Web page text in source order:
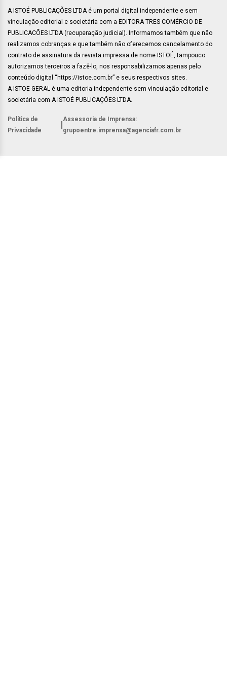
A ISTOÉ PUBLICAÇÕES LTDA é um portal digital independente e sem
vinculação editorial e societária com a EDITORA TRES COMÉRCIO DE
PUBLICACÕES LTDA (recuperação judicial). Informamos também que não
realizamos cobranças e que também não oferecemos cancelamento do
contrato de assinatura da revista impressa de nome ISTOÉ, tampouco
autorizamos terceiros a fazê-lo, nos responsabilizamos apenas pelo
conteúdo digital “https://istoe.com.br” e seus respectivos sites.
A ISTOE GERAL é uma editoria independente sem vinculação editorial e
societária com A ISTOÉ PUBLICAÇÕES LTDA.
Política de
Privacidade
Assessoria de Imprensa:
grupoentre.imprensa@agenciafr.com.br